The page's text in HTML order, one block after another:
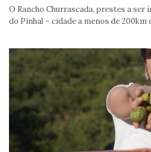
O Rancho Churrascada, prestes a
do Pinhal – cidade a menos de 200km